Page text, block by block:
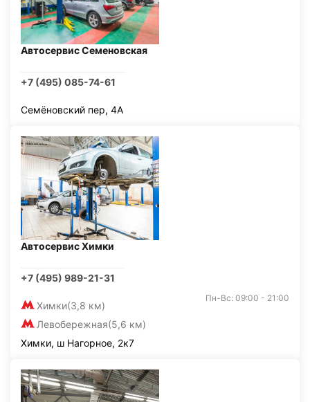
Автосервис Семеновская
+7 (495) 085-74-61
Семёновский пер, 4А
Автосервис Химки
+7 (495) 989-21-31
Химки(3,8 км)
Левобережная(5,6 км)
Пн-Вс: 09:00 - 21:00
Химки, ш Нагорное, 2к7